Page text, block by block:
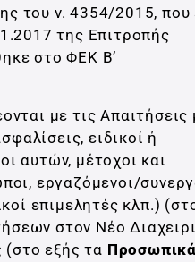
του ν. 4354/2015, που
της Επιτροπής
στο ΦΕΚ Β’
με τις Απαιτήσεις
ειδικοί ή
αυτών, μέτοχοι και
εργαζόμενοι/
επιμελητές κλπ.)
στον Νέο
(στο εξής τα Προσωπικά